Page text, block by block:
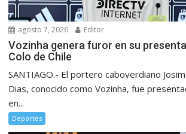
agosto 7, 2026 Editor
Vozinha genera furor en su
Colo de Chile
SANTIAGO.- El portero caboverdiano
Dias, conocido como Vozinha, fue
en...
Deportes